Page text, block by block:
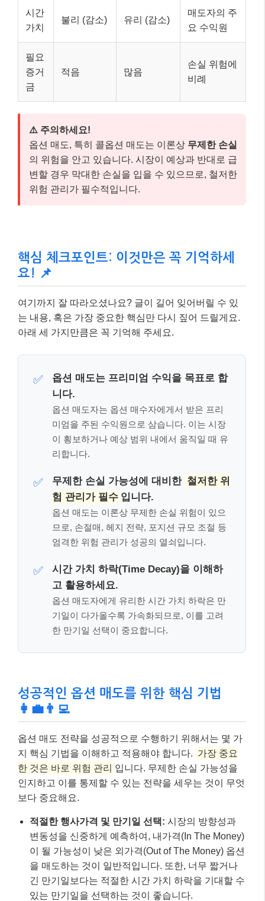
시간
가치
불리 (감소) 유리 (감소)
매도자의 주
요 수익원
필요
증거
금
적음 많음
손실 위험에
비례
⚠️ 주의하세요!
옵션 매도, 특히 콜옵션 매도는 이론상 무제한 손실
의 위험을 안고 있습니다. 시장이 예상과 반대로 급
변할 경우 막대한 손실을 입을 수 있으므로, 철저한
위험 관리가 필수적입니다.
핵심 체크포인트: 이것만은 꼭 기억하세
요! 📌
여기까지 잘 따라오셨나요? 글이 길어 잊어버릴 수 있
는 내용, 혹은 가장 중요한 핵심만 다시 짚어 드릴게요.
아래 세 가지만큼은 꼭 기억해 주세요.
✅
옵션 매도는 프리미엄 수익을 목표로 합
니다.
옵션 매도자는 옵션 매수자에게서 받은 프리
미엄을 주된 수익원으로 삼습니다. 이는 시장
이 횡보하거나 예상 범위 내에서 움직일 때 유
리합니다.
✅ 무제한 손실 가능성에 대비한 철저한 위
험 관리가 필수 입니다.
옵션 매도는 이론상 무제한 손실 위험이 있으
므로, 손절매, 헤지 전략, 포지션 규모 조절 등
엄격한 위험 관리가 성공의 열쇠입니다.
✅
시간 가치 하락(Time Decay)을 이해하
고 활용하세요.
옵션 매도자에게 유리한 시간 가치 하락은 만
기일이 다가올수록 가속화되므로, 이를 고려
한 만기일 선택이 중요합니다.
성공적인 옵션 매도를 위한 핵심 기법
👩‍💼👨‍💻
옵션 매도 전략을 성공적으로 수행하기 위해서는 몇 가
지 핵심 기법을 이해하고 적용해야 합니다. 가장 중요
한 것은 바로 위험 관리 입니다. 무제한 손실 가능성을
인지하고 이를 통제할 수 있는 전략을 세우는 것이 무엇
보다 중요해요.
적절한 행사가격 및 만기일 선택: 시장의 방향성과
변동성을 신중하게 예측하여, 내가격(In The Money)
이 될 가능성이 낮은 외가격(Out of The Money) 옵션
을 매도하는 것이 일반적입니다. 또한, 너무 짧거나
긴 만기일보다는 적절한 시간 가치 하락을 기대할 수
있는 만기일을 선택하는 것이 좋습니다.